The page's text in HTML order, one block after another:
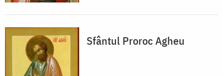
Sfântul Proroc Agheu